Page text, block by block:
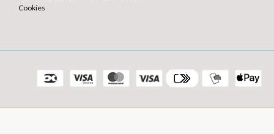
Cookies